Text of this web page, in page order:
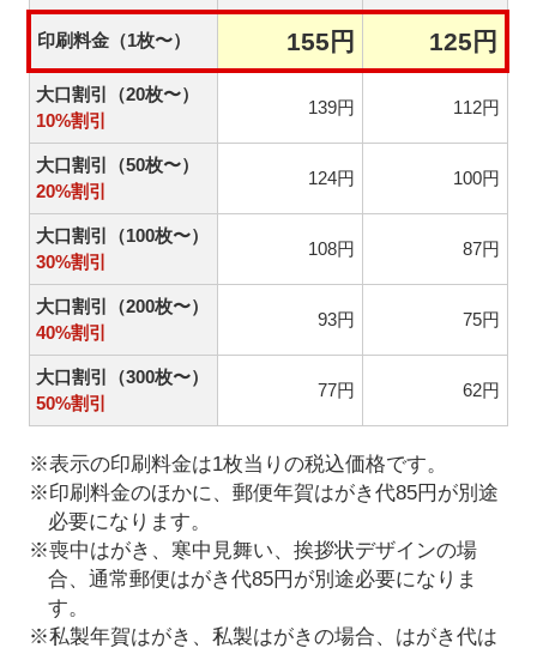
印刷料金（1枚〜） 155円 125円
大口割引（20枚〜）
10%割引
139円 112円
大口割引（50枚〜）
20%割引
124円 100円
大口割引（100枚〜）
30%割引
108円 87円
大口割引（200枚〜）
40%割引
93円 75円
大口割引（300枚〜）
50%割引
77円 62円
※表示の印刷料金は1枚当りの税込価格です。
※印刷料金のほかに、郵便年賀はがき代85円が別途
必要になります。
※喪中はがき、寒中見舞い、挨拶状デザインの場
合、通常郵便はがき代85円が別途必要になりま
す。
※私製年賀はがき、私製はがきの場合、はがき代は